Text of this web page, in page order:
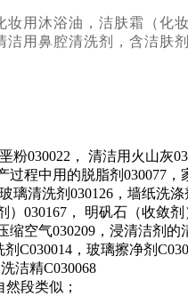
妆用沐浴油，洁肤霜（化
洁用鼻腔清洗剂，含洁肤
030022， 清洁用火山灰
过程中用的脱脂剂030077
璃清洗剂030126，墙纸洗
）030167， 明矾石（收敛
缩空气030209，浸清洁剂
，玻璃擦净剂
洁精C030068
然段类似；